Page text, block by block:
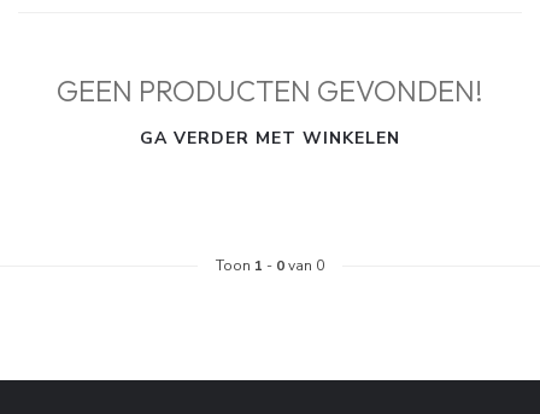
GEEN PRODUCTEN GEVONDEN!
GA VERDER MET WINKELEN
Toon 1 - 0van 0